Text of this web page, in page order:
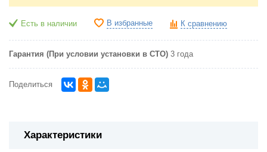
Есть в наличии В избранные К сравнению
Гарантия (При условии установки в СТО) 3 года
Поделиться
Характеристики